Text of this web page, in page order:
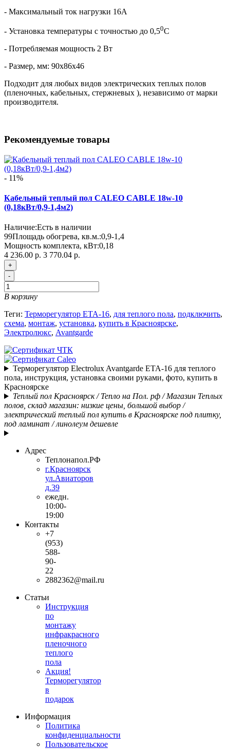
- Максимальный ток нагрузки 16А
- Установка температуры с точностью до 0,50С
- Потребляемая мощность 2 Вт
- Размер, мм: 90х86х46
Подходит для любых видов электрических теплых полов
(пленочных, кабельных, стержневых ), независимо от марки
производителя.
Рекомендуемые товары
- 11%
Кабельный теплый пол CALEO CABLE 18w-10
(0,18кВт/0,9-1,4м2)
Наличие:Есть в наличии
99Площадь обогрева, кв.м.:0,9-1,4
Мощность комплекта, кВт:0,18
4 236.00 р. 3 770.04 р.
+
-
В корзину
Теги: Терморегулятор ETA-16, для теплого пола, подключить,
схема, монтаж, установка, купить в Красноярске,
Электролюкс, Avantgarde
Терморегулятор Electrolux Avantgarde ETA-16 для теплого
пола, инструкция, установка своими руками, фото, купить в
Красноярске
Теплый пол Красноярск / Тепло на Пол. рф / Магазин Теплых
полов, склад магазин: низкие цены, большой выбор /
электрический теплый пол купить в Красноярске под плитку,
под ламинат / линолеум дешевле
Адрес
Теплонапол.РФ
г.Красноярск
ул.Авиаторов
д.39
ежедн.
10:00-
19:00
Контакты
+7
(953)
588-
90-
22
2882362@mail.ru
Статьи
Инструкция
по
монтажу
инфракрасного
пленочного
теплого
пола
Акция!
Терморегулятор
в
подарок
Информация
Политика
конфиденциальности
Пользовательское